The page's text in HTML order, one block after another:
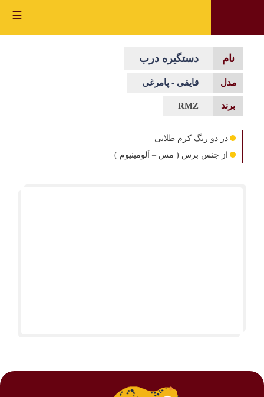
☰
دستگیره درب
قایقی - پامرغی
RMZ
در دو رنگ کرم طلایی
از جنس برس ( مس – آلومینیوم )